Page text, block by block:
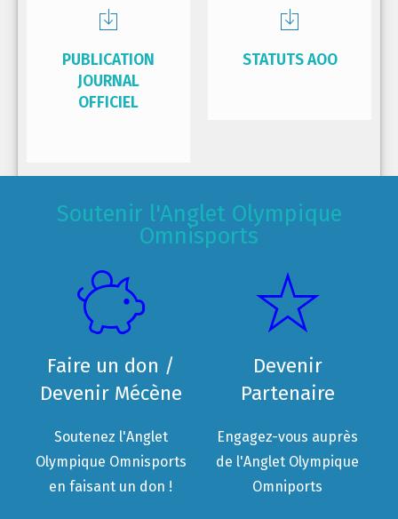
PUBLICATION
JOURNAL
OFFICIEL
STATUTS AOO
Soutenir l'Anglet Olympique
Omnisports
Faire un don /
Devenir Mécène
Soutenez l'Anglet
Olympique Omnisports
en faisant un don !
Devenir
Partenaire
Engagez-vous auprès
de l'Anglet Olympique
Omniports